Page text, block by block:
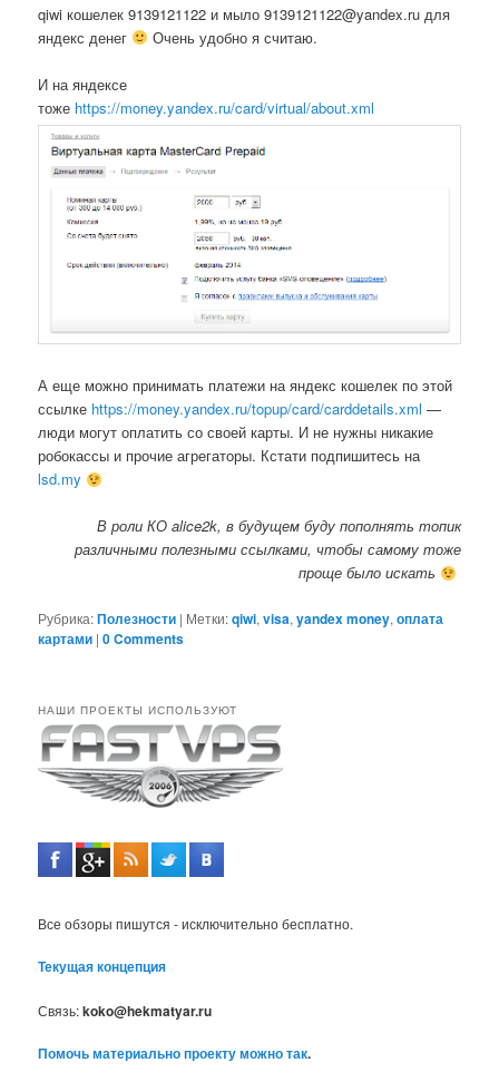
qiwi кошелек 9139121122 и мыло 9139121122@yandex.ru для
яндекс денег
Очень удобно я считаю.
И на яндексе
тоже https://money.yandex.ru/card/virtual/about.xml
А еще можно принимать платежи на яндекс кошелек по этой
ссылке https://money.yandex.ru/topup/card/carddetails.xml —
люди могут оплатить со своей карты. И не нужны никакие
робокассы и прочие агрегаторы. Кстати подпишитесь на
lsd.my
В роли КО alice2k, в будущем буду пополнять топик
различными полезными ссылками, чтобы самому тоже
проще было искать
Рубрика:Полезности | Метки:qiwi,visa,yandex money,оплата
картами |0 Comments
НАШИ ПРОЕКТЫ ИСПОЛЬЗУЮТ
Все обзоры пишутся - исключительно бесплатно.
Текущая концепция
Связь:koko@hekmatyar.ru
Помочь материально проекту можно так.